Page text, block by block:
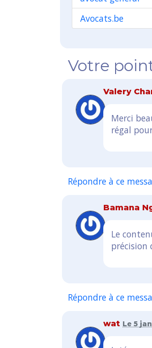
Avocats.be
Votre
Valery
Merci
régal
Répondre à ce
Bamana
Le
précision
Répondre à ce
wat Le 5